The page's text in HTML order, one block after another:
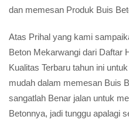
dan memesan Produk Buis
Atas Prihal yang kami
Beton Mekarwangi dari Daftar
Kualitas Terbaru tahun ini
mudah dalam memesan Buis
sangatlah Benar jalan untuk
Betonnya, jadi tunggu apalagi